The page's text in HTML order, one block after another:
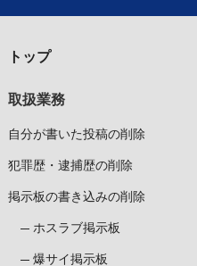
トップ
取扱業務
自分が書いた投稿の削除
犯罪歴・逮捕歴の削除
掲示板の書き込みの削除
ホスラブ掲示板
爆サイ掲示板